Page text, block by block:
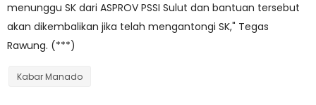
menunggu SK dari ASPROV PSSI Sulut dan bantuan tersebut
akan dikembalikan jika telah mengantongi SK," Tegas
Rawung. (***)
Kabar Manado